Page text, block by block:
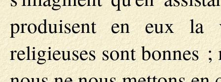
produisent en eux la
religieuses sont bonnes